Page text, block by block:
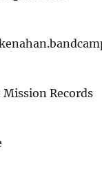
Mission Records